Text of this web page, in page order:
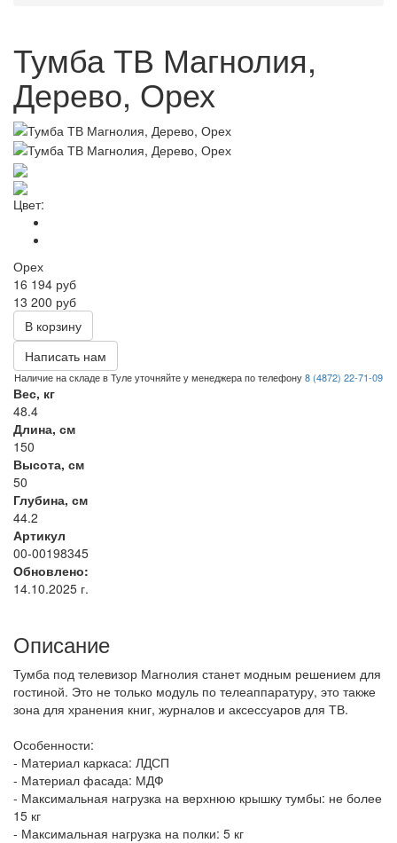
Тумба ТВ Магнолия,
Дерево, Орех
Цвет:
Орех
16 194 руб
13 200 руб
В корзину
Написать нам
Наличие на складе в Туле уточняйте у менеджера по телефону8 (4872) 22-71-09
Вес, кг
48.4
Длина, см
150
Высота, см
50
Глубина, см
44.2
Артикул
00-00198345
Обновлено:
14.10.2025 г.
Описание
Тумба под телевизор Магнолия станет модным решением для
гостиной. Это не только модуль по телеаппаратуру, это также
зона для хранения книг, журналов и аксессуаров для ТВ.
Особенности:
- Материал каркаса: ЛДСП
- Материал фасада: МДФ
- Максимальная нагрузка на верхнюю крышку тумбы: не более
15 кг
- Максимальная нагрузка на полки: 5 кг